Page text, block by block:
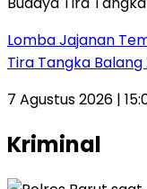
Lomba Jajanan
Tira Tangka Balang
7 Agustus 2026 |
Kriminal